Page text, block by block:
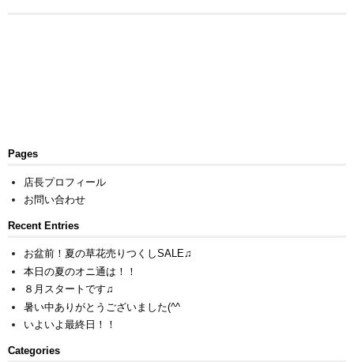
Pages
店長プロフィール
お問い合わせ
Recent Entries
お盆前！夏の草花売りつくしSALE♫
本日の夏のオニ通は！！
８月スタートです♫
暑い中ありがとうございました(^^ゞ
いよいよ最終日！！
Categories